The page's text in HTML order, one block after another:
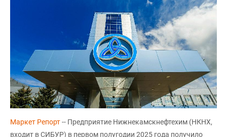
Маркет Репорт-- Предприятие Нижнекамскнефтехим (НКНХ,
входит в СИБУР) в первом полугодии 2025 года получило